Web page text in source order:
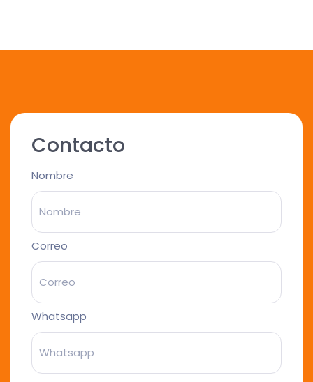
Contacto
Nombre
Correo
Whatsapp